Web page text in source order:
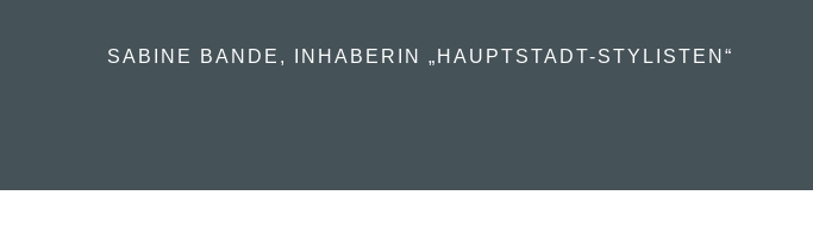
SABINE BANDE, INHABERIN „HAUPTSTADT-STYLISTEN“